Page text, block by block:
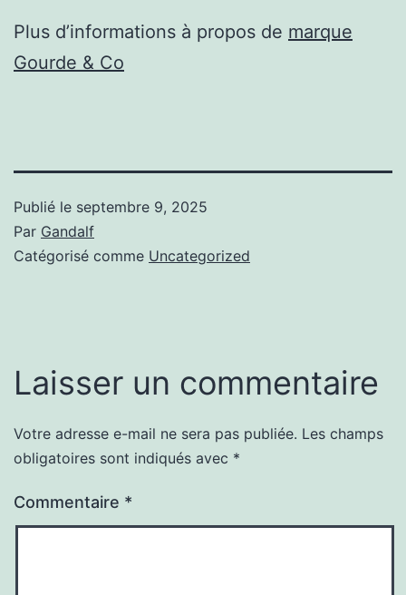
Plus d’informations à propos de marque
Gourde & Co
Publié le septembre 9, 2025
Par Gandalf
Catégorisé comme Uncategorized
Laisser un commentaire
Votre adresse e-mail ne sera pas publiée. Les champs
obligatoires sont indiqués avec *
Commentaire *